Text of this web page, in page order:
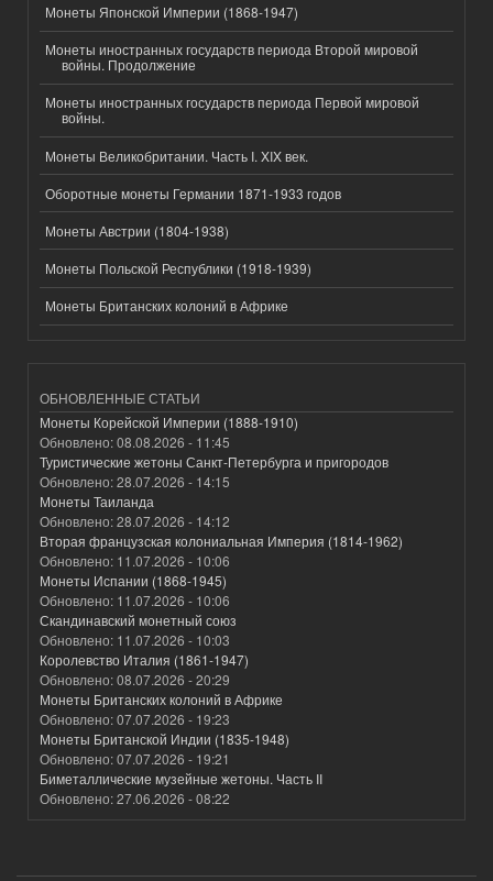
Монеты Японской Империи (1868-1947)
Монеты иностранных государств периода Второй мировой
войны. Продолжение
Монеты иностранных государств периода Первой мировой
войны.
Монеты Великобритании. Часть I. XIX век.
Оборотные монеты Германии 1871-1933 годов
Монеты Австрии (1804-1938)
Монеты Польской Республики (1918-1939)
Монеты Британских колоний в Африке
ОБНОВЛЕННЫЕ СТАТЬИ
Монеты Корейской Империи (1888-1910)
Обновлено:08.08.2026 - 11:45
Туристические жетоны Санкт-Петербурга и пригородов
Обновлено:28.07.2026 - 14:15
Монеты Таиланда
Обновлено:28.07.2026 - 14:12
Вторая французская колониальная Империя (1814-1962)
Обновлено: 11.07.2026 - 10:06
Монеты Испании (1868-1945)
Обновлено: 11.07.2026 - 10:06
Скандинавский монетный союз
Обновлено: 11.07.2026 - 10:03
Королевство Италия (1861-1947)
Обновлено:08.07.2026 - 20:29
Монеты Британских колоний в Африке
Обновлено:07.07.2026 - 19:23
Монеты Британской Индии (1835-1948)
Обновлено:07.07.2026 - 19:21
Биметаллические музейные жетоны. Часть II
Обновлено:27.06.2026 - 08:22